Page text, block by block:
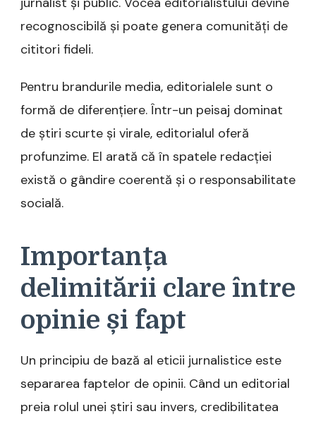
recognoscibilă și poate genera comunități de
cititori fideli.
Pentru brandurile media, editorialele sunt o
formă de diferențiere. Într-un peisaj dominat
de știri scurte și virale, editorialul oferă
profunzime. El arată că în spatele redacției
există o gândire coerentă și o responsabilitate
socială.
Importanța
delimitării clare între
opinie și fapt
Un principiu de bază al eticii jurnalistice este
separarea faptelor de opinii. Când un editorial
preia rolul unei știri sau invers, credibilitatea